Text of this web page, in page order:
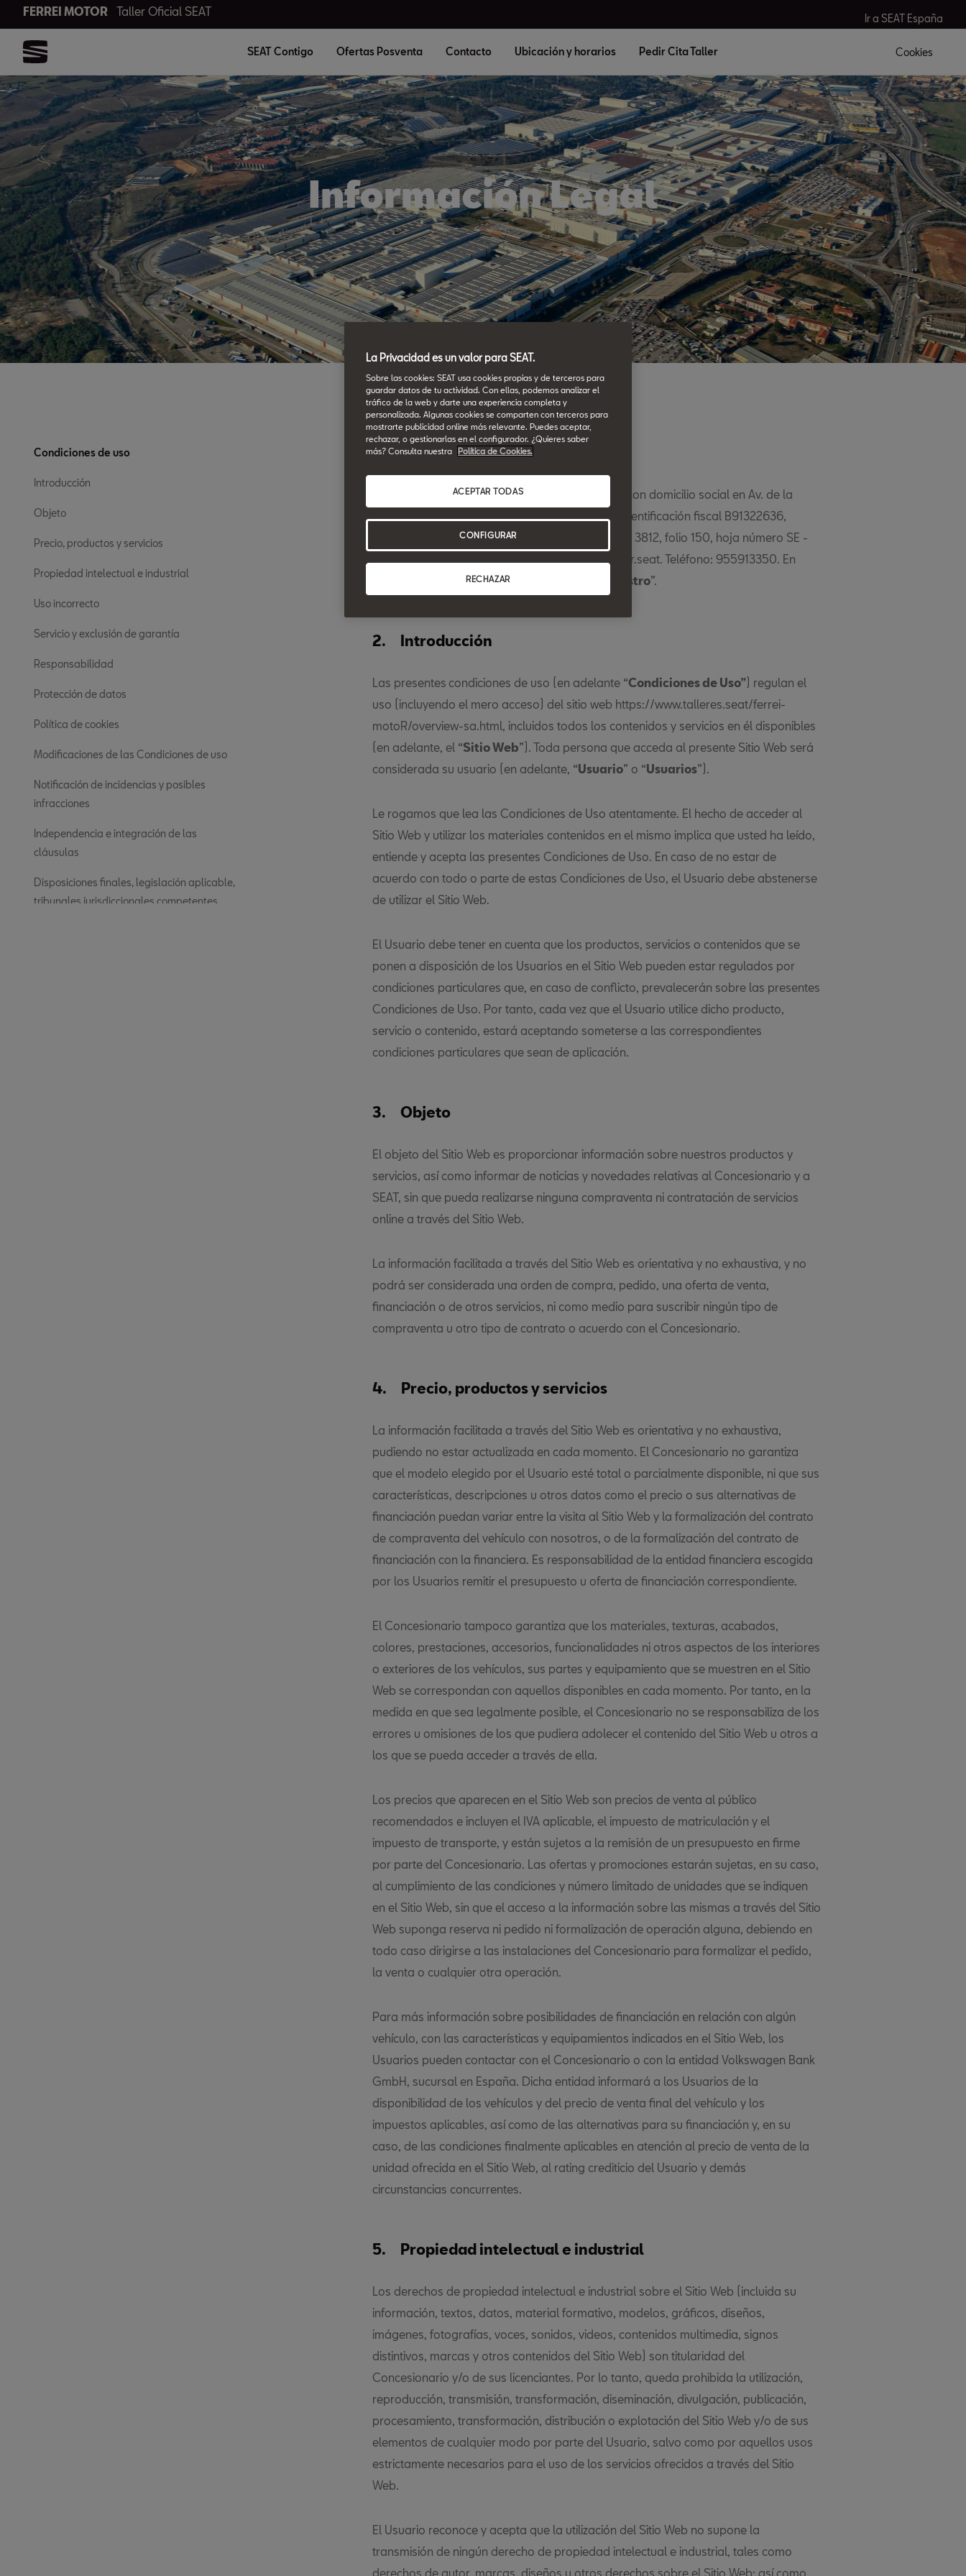
FERREI MOTOR Taller Oficial SEAT
Ir a SEAT España
SEAT Contigo Ofertas Posventa Contacto Ubicación y horarios Pedir Cita Taller Cookies
Información Legal
Condiciones de uso
Introducción
Objeto
Precio, productos y servicios
Propiedad intelectual e industrial
Uso incorrecto
Servicio y exclusión de garantía
Responsabilidad
Protección de datos
Política de cookies
Modificaciones de las Condiciones de uso
Notificación de incidencias y posibles
infracciones
Independencia e integración de las
cláusulas
Disposiciones finales, legislación aplicable,
tribunales jurisdiccionales competentes
1. Datos del responsable
FERREI MOTOR, S.L. es una compañía española con domicilio social en Av. de la
Canela, 12, 41560 Estepa, Sevilla, y número de identificación fiscal B91322636,
inscrita en el Registro Mercantil de SEVILLA, tomo 3812, folio 150, hoja número SE -
54975. Correo electrónico: gerencia@ferreimotor.seat. Teléfono: 955913350. En
Concesionario nuestro”.
2. Introducción
Las presentes condiciones de uso (en adelante “Condiciones de Uso”) regulan el
uso (incluyendo el mero acceso) del sitio web https://www.talleres.seat/ferrei-
motoR/overview-sa.html, incluidos todos los contenidos y servicios en él disponibles
(en adelante, el “Sitio Web”). Toda persona que acceda al presente Sitio Web será
considerada su usuario (en adelante, “Usuario” o “Usuarios”).
Le rogamos que lea las Condiciones de Uso atentamente. El hecho de acceder al
Sitio Web y utilizar los materiales contenidos en el mismo implica que usted ha leído,
entiende y acepta las presentes Condiciones de Uso. En caso de no estar de
acuerdo con todo o parte de estas Condiciones de Uso, el Usuario debe abstenerse
de utilizar el Sitio Web.
El Usuario debe tener en cuenta que los productos, servicios o contenidos que se
ponen a disposición de los Usuarios en el Sitio Web pueden estar regulados por
condiciones particulares que, en caso de conflicto, prevalecerán sobre las presentes
Condiciones de Uso. Por tanto, cada vez que el Usuario utilice dicho producto,
servicio o contenido, estará aceptando someterse a las correspondientes
condiciones particulares que sean de aplicación.
3. Objeto
El objeto del Sitio Web es proporcionar información sobre nuestros productos y
servicios, así como informar de noticias y novedades relativas al Concesionario y a
SEAT, sin que pueda realizarse ninguna compraventa ni contratación de servicios
online a través del Sitio Web.
La información facilitada a través del Sitio Web es orientativa y no exhaustiva, y no
podrá ser considerada una orden de compra, pedido, una oferta de venta,
financiación o de otros servicios, ni como medio para suscribir ningún tipo de
compraventa u otro tipo de contrato o acuerdo con el Concesionario.
4. Precio, productos y servicios
La información facilitada a través del Sitio Web es orientativa y no exhaustiva,
pudiendo no estar actualizada en cada momento. El Concesionario no garantiza
que el modelo elegido por el Usuario esté total o parcialmente disponible, ni que sus
características, descripciones u otros datos como el precio o sus alternativas de
financiación puedan variar entre la visita al Sitio Web y la formalización del contrato
de compraventa del vehículo con nosotros, o de la formalización del contrato de
financiación con la financiera. Es responsabilidad de la entidad financiera escogida
por los Usuarios remitir el presupuesto u oferta de financiación correspondiente.
El Concesionario tampoco garantiza que los materiales, texturas, acabados,
colores, prestaciones, accesorios, funcionalidades ni otros aspectos de los interiores
o exteriores de los vehículos, sus partes y equipamiento que se muestren en el Sitio
Web se correspondan con aquellos disponibles en cada momento. Por tanto, en la
medida en que sea legalmente posible, el Concesionario no se responsabiliza de los
errores u omisiones de los que pudiera adolecer el contenido del Sitio Web u otros a
los que se pueda acceder a través de ella.
Los precios que aparecen en el Sitio Web son precios de venta al público
recomendados e incluyen el IVA aplicable, el impuesto de matriculación y el
impuesto de transporte, y están sujetos a la remisión de un presupuesto en firme
por parte del Concesionario. Las ofertas y promociones estarán sujetas, en su caso,
al cumplimiento de las condiciones y número limitado de unidades que se indiquen
en el Sitio Web, sin que el acceso a la información sobre las mismas a través del Sitio
Web suponga reserva ni pedido ni formalización de operación alguna, debiendo en
todo caso dirigirse a las instalaciones del Concesionario para formalizar el pedido,
la venta o cualquier otra operación.
Para más información sobre posibilidades de financiación en relación con algún
vehículo, con las características y equipamientos indicados en el Sitio Web, los
Usuarios pueden contactar con el Concesionario o con la entidad Volkswagen Bank
GmbH, sucursal en España. Dicha entidad informará a los Usuarios de la
disponibilidad de los vehículos y del precio de venta final del vehículo y los
impuestos aplicables, así como de las alternativas para su financiación y, en su
caso, de las condiciones finalmente aplicables en atención al precio de venta de la
unidad ofrecida en el Sitio Web, al rating crediticio del Usuario y demás
circunstancias concurrentes.
5. Propiedad intelectual e industrial
Los derechos de propiedad intelectual e industrial sobre el Sitio Web (incluida su
información, textos, datos, material formativo, modelos, gráficos, diseños,
imágenes, fotografías, voces, sonidos, videos, contenidos multimedia, signos
distintivos, marcas y otros contenidos del Sitio Web) son titularidad del
Concesionario y/o de sus licenciantes. Por lo tanto, queda prohibida la utilización,
reproducción, transmisión, transformación, diseminación, divulgación, publicación,
procesamiento, transformación, distribución o explotación del Sitio Web y/o de sus
elementos de cualquier modo por parte del Usuario, salvo como por aquellos usos
estrictamente necesarios para el uso de los servicios ofrecidos a través del Sitio
Web.
El Usuario reconoce y acepta que la utilización del Sitio Web no supone la
transmisión de ningún derecho de propiedad intelectual e industrial, tales como
derechos de autor, marcas, diseños u otros derechos sobre el Sitio Web; así como
La Privacidad es un valor para SEAT.
Sobre las cookies: SEAT usa cookies propias y de terceros para
guardar datos de tu actividad. Con ellas, podemos analizar el
tráfico de la web y darte una experiencia completa y
personalizada. Algunas cookies se comparten con terceros para
mostrarte publicidad online más relevante. Puedes aceptar,
rechazar, o gestionarlas en el configurador. ¿Quieres saber
más? Consulta nuestra
Política de Cookies.
RECHAZAR
ACEPTAR TODAS
CONFIGURAR